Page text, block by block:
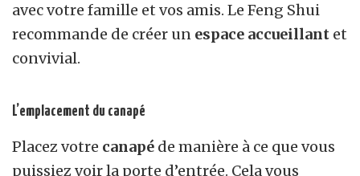
avec votre famille et vos amis. Le Feng Shui
recommande de créer un espace accueillant et
convivial.
L’emplacement du canapé
Placez votre canapé de manière à ce que vous
puissiez voir la porte d’entrée. Cela vous